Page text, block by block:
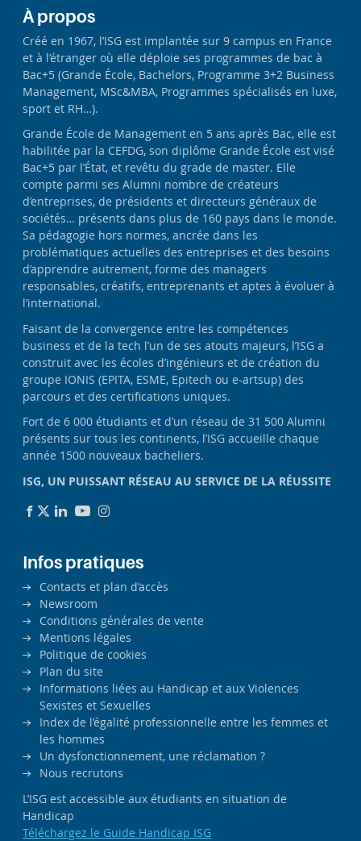
À propos
Créé en 1967, l’ISG est implantée sur 9 campus en France
et à l’étranger où elle déploie ses programmes de bac à
Bac+5 (Grande École, Bachelors, Programme 3+2 Business
Management, MSc&MBA, Programmes spécialisés en luxe,
sport et RH…).
Grande École de Management en 5 ans après Bac, elle est
habilitée par la CEFDG, son diplôme Grande École est visé
Bac+5 par l’État, et revêtu du grade de master. Elle
compte parmi ses Alumni nombre de créateurs
d’entreprises, de présidents et directeurs généraux de
sociétés… présents dans plus de 160 pays dans le monde.
Sa pédagogie hors normes, ancrée dans les
problématiques actuelles des entreprises et des besoins
d’apprendre autrement, forme des managers
responsables, créatifs, entreprenants et aptes à évoluer à
l’international.
Faisant de la convergence entre les compétences
business et de la tech l’un de ses atouts majeurs, l’ISG a
construit avec les écoles d’ingénieurs et de création du
groupe IONIS (EPITA, ESME, Epitech ou e-artsup) des
parcours et des certifications uniques.
Fort de 6 000 étudiants et d’un réseau de 31 500 Alumni
présents sur tous les continents, l’ISG accueille chaque
année 1500 nouveaux bacheliers.
ISG, UN PUISSANT RÉSEAU AU SERVICE DE LA RÉUSSITE
Infos pratiques
Contacts et plan d’accès
Newsroom
Conditions générales de vente
Mentions légales
Politique de cookies
Plan du site
Informations liées au Handicap et aux Violences
Sexistes et Sexuelles
Index de l’égalité professionnelle entre les femmes et
les hommes
Un dysfonctionnement, une réclamation ?
Nous recrutons
L’ISG est accessible aux étudiants en situation de
Handicap
Téléchargez le Guide Handicap ISG